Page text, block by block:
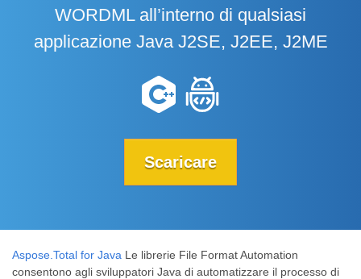
WORDML all’interno di qualsiasi
applicazione Java J2SE, J2EE, J2ME
Scaricare
Aspose.Total for Java Le librerie File Format Automation
consentono agli sviluppatori Java di automatizzare il processo di